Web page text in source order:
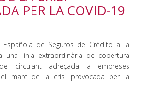
PER LA COVID-19
Española de Seguros de Crédito a la
una línia extraordinària de cobertura
circulant adreçada a empreses
marc de la crisi provocada per la